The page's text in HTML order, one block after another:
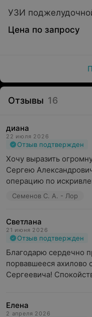
УЗИ
Цена по запросу
Отзывы 16
диана
22 июля 2026
Отзыв подтвержден
Хочу выразить
Сергею
операцию по
Семенов С. А. - Лор
Светлана
21 июня 2026
Отзыв подтвержден
Благодарю сердечно
порвавшееся ахилово
Сергеевича!
Елена
2 апреля 2026